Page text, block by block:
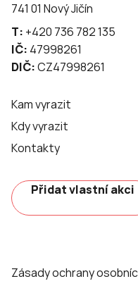
741 01 Nový Jičín
T: +420 736 782 135
IČ: 47998261
DIČ:CZ47998261
Kam vyrazit
Kdy vyrazit
Kontakty
Přidat vlastní akci
Zásady ochrany